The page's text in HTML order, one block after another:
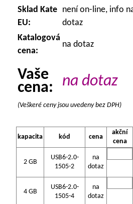
Sklad Kate
EU:
není on-line, info
dotaz
Katalogová
cena:
na dotaz
Vaše
cena:
na dotaz
(Veškeré ceny jsou uvedeny bez DPH)
kapacita kód cena
akční
cena
2 GB
USB6-2.0-
1505-2
na
dotaz
4 GB
USB6-2.0-
1505-4
na
dotaz